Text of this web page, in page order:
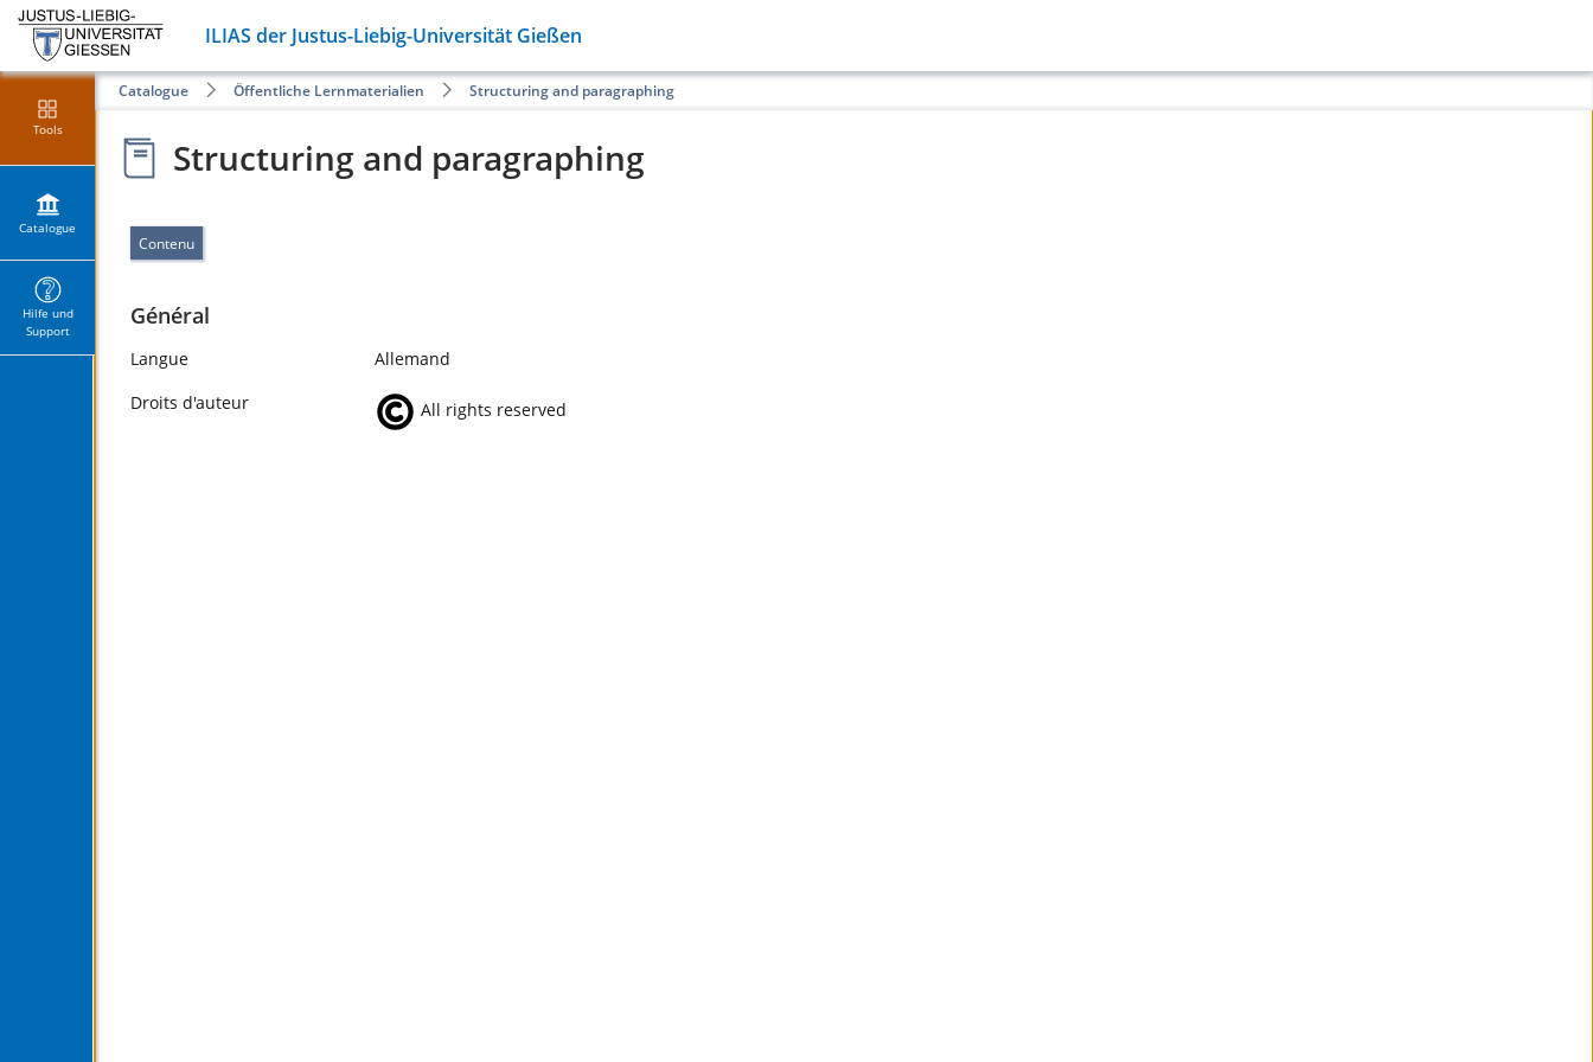
ILIAS der Justus-Liebig-Universität Gießen
Tools
Catalogue
Hilfe und
Support
Catalogue Öffentliche Lernmaterialien Structuring and paragraphing
Structuring and paragraphing
Contenu
Général
Langue
Allemand
Droits d'auteur
All rights reserved